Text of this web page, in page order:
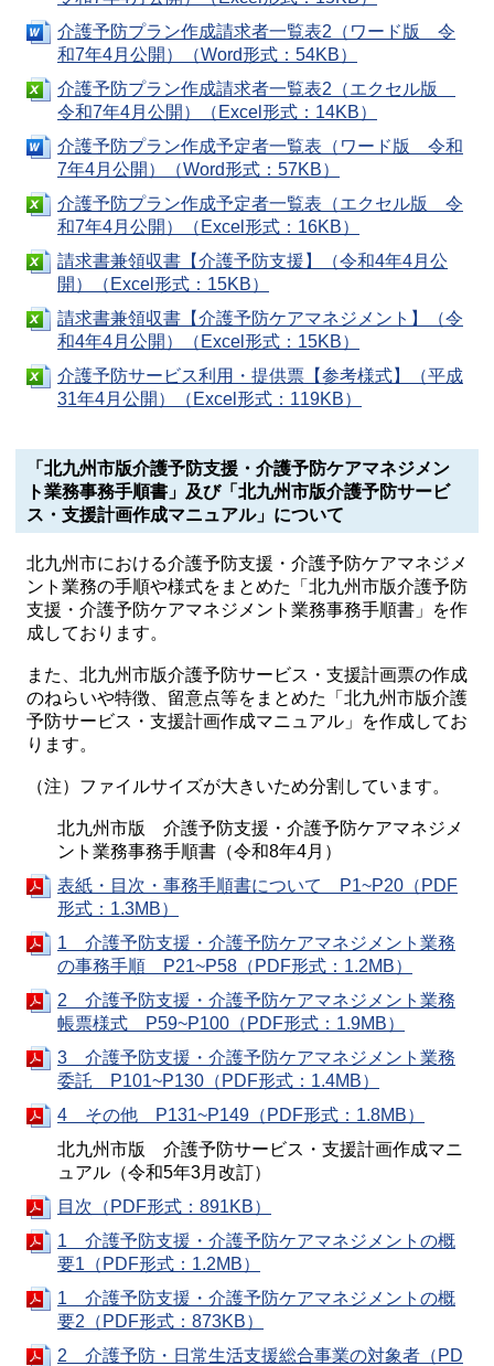
介護予防プラン作成請求者一覧表2（ワード版 令
和7年4月公開）（Word形式：54KB）
介護予防プラン作成請求者一覧表2（エクセル版
令和7年4月公開）（Excel形式：14KB）
介護予防プラン作成予定者一覧表（ワード版 令和
7年4月公開）（Word形式：57KB）
介護予防プラン作成予定者一覧表（エクセル版 令
和7年4月公開）（Excel形式：16KB）
請求書兼領収書【介護予防支援】（令和4年4月公
開）（Excel形式：15KB）
請求書兼領収書【介護予防ケアマネジメント】（令
和4年4月公開）（Excel形式：15KB）
介護予防サービス利用・提供票【参考様式】（平成
31年4月公開）（Excel形式：119KB）
「北九州市版介護予防支援・介護予防ケアマネジメン
ト業務事務手順書」及び「北九州市版介護予防サービ
ス・支援計画作成マニュアル」について
北九州市における介護予防支援・介護予防ケアマネジメ
ント業務の手順や様式をまとめた「北九州市版介護予防
支援・介護予防ケアマネジメント業務事務手順書」を作
成しております。
また、北九州市版介護予防サービス・支援計画票の作成
のねらいや特徴、留意点等をまとめた「北九州市版介護
予防サービス・支援計画作成マニュアル」を作成してお
ります。
（注）ファイルサイズが大きいため分割しています。
北九州市版 介護予防支援・介護予防ケアマネジメ
ント業務事務手順書（令和8年4月）
表紙・目次・事務手順書について P1~P20（PDF
形式：1.3MB）
1 介護予防支援・介護予防ケアマネジメント業務
の事務手順 P21~P58（PDF形式：1.2MB）
2 介護予防支援・介護予防ケアマネジメント業務
帳票様式 P59~P100（PDF形式：1.9MB）
3 介護予防支援・介護予防ケアマネジメント業務
委託 P101~P130（PDF形式：1.4MB）
4 その他 P131~P149（PDF形式：1.8MB）
北九州市版 介護予防サービス・支援計画作成マニ
ュアル（令和5年3月改訂）
目次（PDF形式：891KB）
1 介護予防支援・介護予防ケアマネジメントの概
要1（PDF形式：1.2MB）
1 介護予防支援・介護予防ケアマネジメントの概
要2（PDF形式：873KB）
2 介護予防・日常生活支援総合事業の対象者（PD